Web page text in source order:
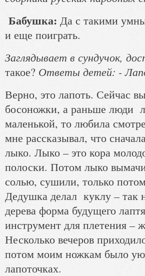
Бабушка: Да с такими
и еще поиграть.
Заглядывает в сундучок,
такое? Ответы детей: -
Верно, это лапоть. Сейчас
босоножки, а раньше люди
маленькой, то любила
мне рассказывал, что
лыко. Лыко – это кора
полоски. Потом лыко
солью, сушили, только
Дедушка делал куклу – так
дерева форма будущего
инструмент для плетения –
Несколько вечеров
потом моим ножкам было
лапоточках.